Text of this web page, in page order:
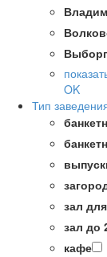
OK
Тип
зал
зал до
кафе